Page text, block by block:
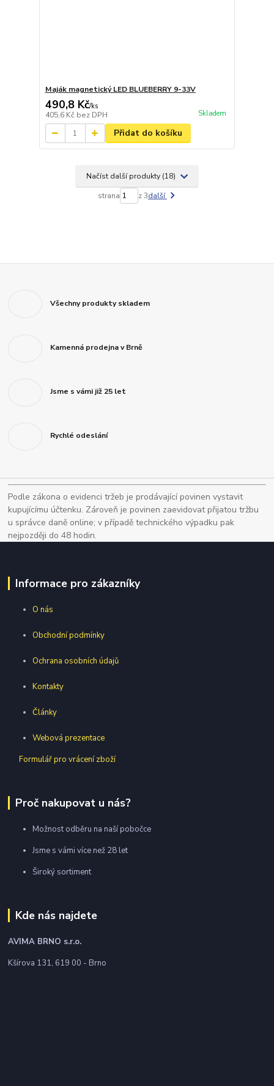
Maják magnetický LED BLUEBERRY 9-33V
490,8 Kč/ks
405,6 Kč bez DPH Skladem
Přidat do košíku
Načíst další produkty (18)
strana z 3další
Všechny produkty skladem
Kamenná prodejna v Brně
Jsme s vámi již 25 let
Rychlé odeslání
Podle zákona o evidenci tržeb je prodávající povinen vystavit
kupujícímu účtenku. Zároveň je povinen zaevidovat přijatou tržbu
u správce daně online; v případě technického výpadku pak
nejpozději do 48 hodin.
Informace pro zákazníky
O nás
Obchodní podmínky
Ochrana osobních údajů
Kontakty
Články
Webová prezentace
Formulář pro vrácení zboží
Proč nakupovat u nás?
Možnost odběru na naší pobočce
Jsme s vámi více než 28 let
Široký sortiment
Kde nás najdete
AVIMA BRNO s.r.o.
Kšírova 131, 619 00 - Brno